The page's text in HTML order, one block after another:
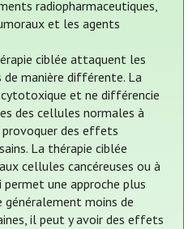
radiopharmaceutiques,
et les agents
ciblée attaquent les
de manière différente. La
et ne différencie
des cellules normales à
provoquer des effets
La thérapie ciblée
cellules cancéreuses ou à
une approche plus
généralement moins de
il peut y avoir des effets